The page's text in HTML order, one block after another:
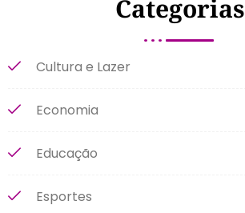
Categorias
Cultura e Lazer
Economia
Educação
Esportes